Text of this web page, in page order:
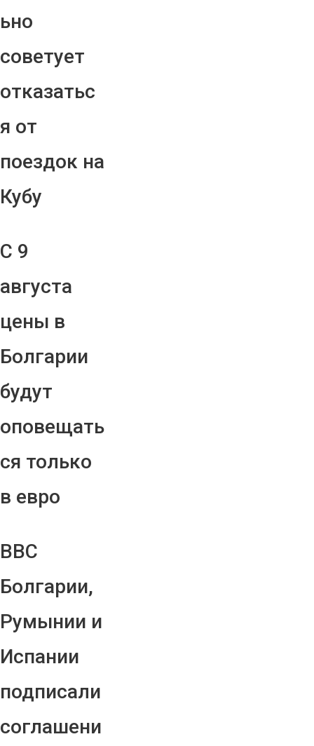
ьно
советует
отказатьс
я от
поездок на
Кубу
С 9
августа
цены в
Болгарии
будут
оповещать
ся только
в евро
ВВС
Болгарии,
Румынии и
Испании
подписали
соглашени